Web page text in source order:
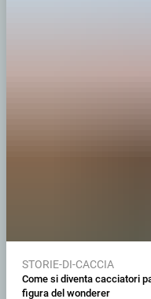
STORIE-DI-CACCIA
Come si diventa cacciatori
figura del wonderer